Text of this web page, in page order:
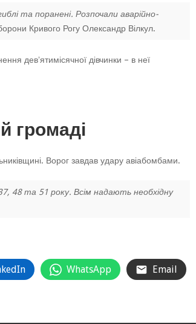
та поранені. Розпочали аварійно-
Кривого Рогу Олександр Вілкул.
девʼятимісячної дівчинки – в неї
громаді
Ворог завдав удару авіабомбами.
48 та 51 року. Всім надають необхідну
WhatsApp Email